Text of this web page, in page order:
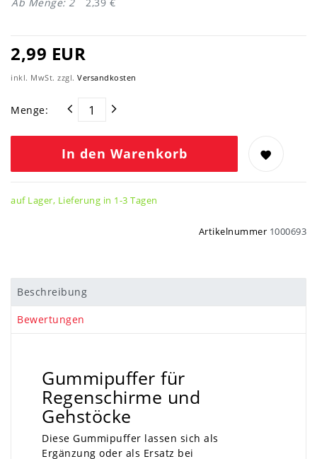
2,99 EUR
inkl. MwSt. zzgl. Versandkosten
Menge:
In den Warenkorb
auf Lager, Lieferung in 1-3 Tagen
Artikelnummer 1000693
Beschreibung
Bewertungen
Gummipuffer für
Regenschirme und
Gehstöcke
Diese Gummipuffer lassen sich als
Ergänzung oder als Ersatz bei